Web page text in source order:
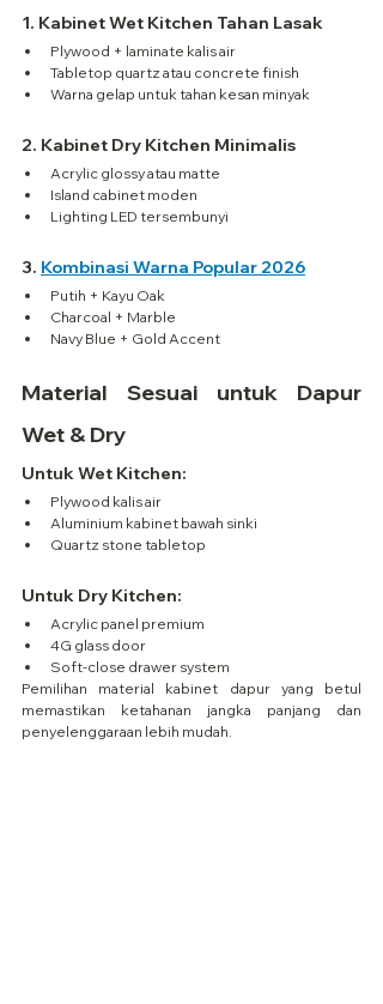
1. Kabinet Wet Kitchen Tahan Lasak
Plywood + laminate kalis air
Tabletop quartz atau concrete finish
Warna gelap untuk tahan kesan minyak
2. Kabinet Dry Kitchen Minimalis
Acrylic glossy atau matte
Island cabinet moden
Lighting LED tersembunyi
3. Kombinasi Warna Popular 2026
Putih + Kayu Oak
Charcoal + Marble
Navy Blue + Gold Accent
Material Sesuai untuk Dapur
Wet & Dry
Untuk Wet Kitchen:
Plywood kalis air
Aluminium kabinet bawah sinki
Quartz stone tabletop
Untuk Dry Kitchen:
Acrylic panel premium
4G glass door
Soft-close drawer system
Pemilihan material kabinet dapur yang betul
memastikan ketahanan jangka panjang dan
penyelenggaraan lebih mudah.